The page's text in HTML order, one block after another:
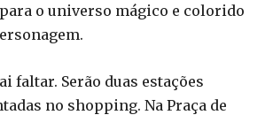
o universo mágico e colorido
faltar. Serão duas estações
no shopping. Na Praça de